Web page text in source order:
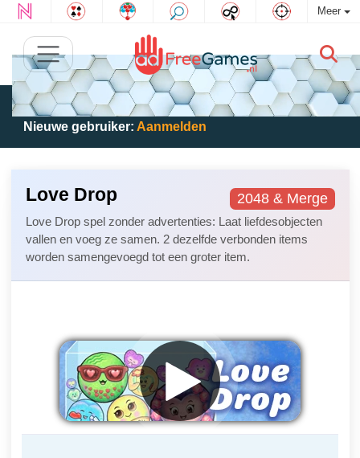
Meer
Bestaande gebruiker: Log in om te spelen
Nieuwe gebruiker: Aanmelden
2048 & Merge
Love Drop
Love Drop spel zonder advertenties: Laat liefdesobjecten
vallen en voeg ze samen. 2 dezelfde verbonden items
worden samengevoegd tot een groter item.